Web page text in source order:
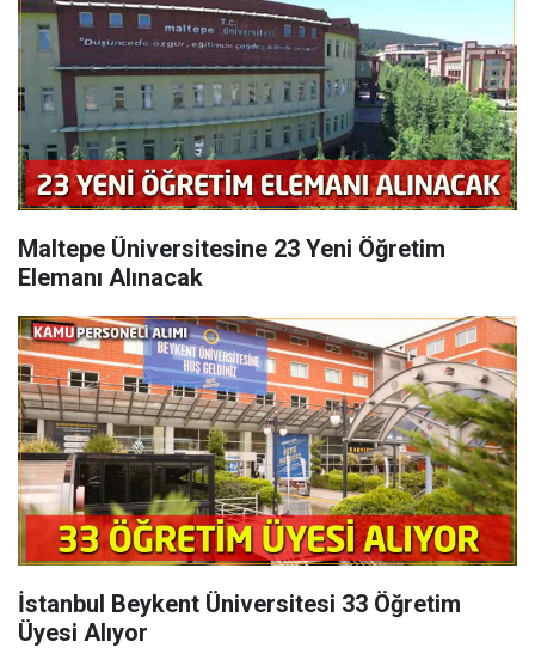
Maltepe Üniversitesine 23 Yeni Öğretim
Elemanı Alınacak
İstanbul Beykent Üniversitesi 33 Öğretim
Üyesi Alıyor